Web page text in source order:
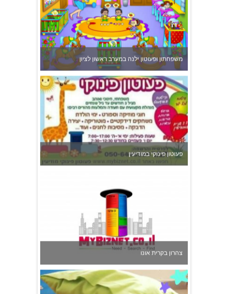
משפחתון ופעוטון ילנה במערב ראשון לציון
פעוטון פינוקי במודיעין